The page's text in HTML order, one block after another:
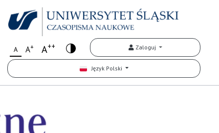
A A+ A++ Zaloguj
Język Polski